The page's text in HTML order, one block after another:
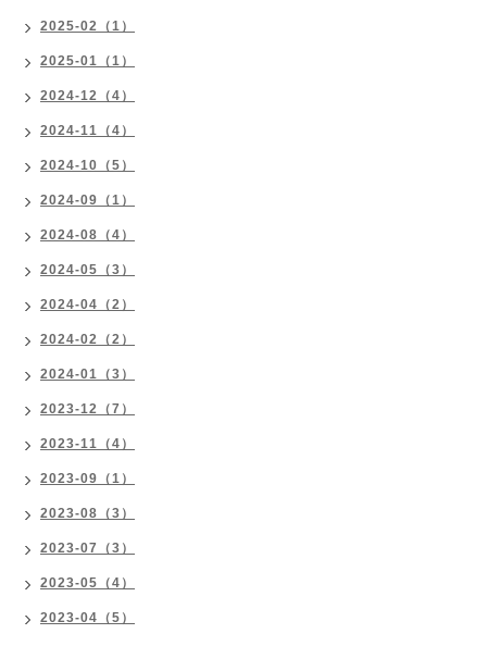
2025-02（1）
2025-01（1）
2024-12（4）
2024-11（4）
2024-10（5）
2024-09（1）
2024-08（4）
2024-05（3）
2024-04（2）
2024-02（2）
2024-01（3）
2023-12（7）
2023-11（4）
2023-09（1）
2023-08（3）
2023-07（3）
2023-05（4）
2023-04（5）